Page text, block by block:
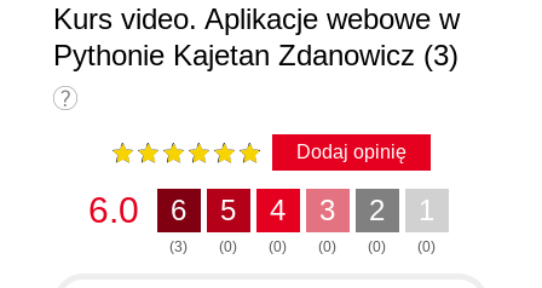
Kurs video. Aplikacje webowe w
Pythonie Kajetan Zdanowicz (3)
Dodaj opinię
6.0 6
(3)
5
(0)
4
(0)
3
(0)
2
(0)
1
(0)